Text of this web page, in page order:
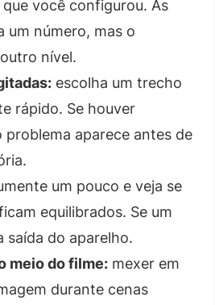
você configurou. Às
um número, mas o
nível.
escolha um trecho
rápido. Se houver
aparece antes de
um pouco e veja se
equilibrados. Se um
saída do aparelho.
meio do filme: mexer em
durante cenas